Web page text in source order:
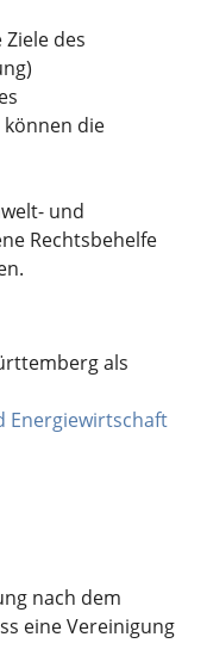
des
die
und
Rechtsbehelfe
als
Energiewirtschaft
nach dem
eine Vereinigung